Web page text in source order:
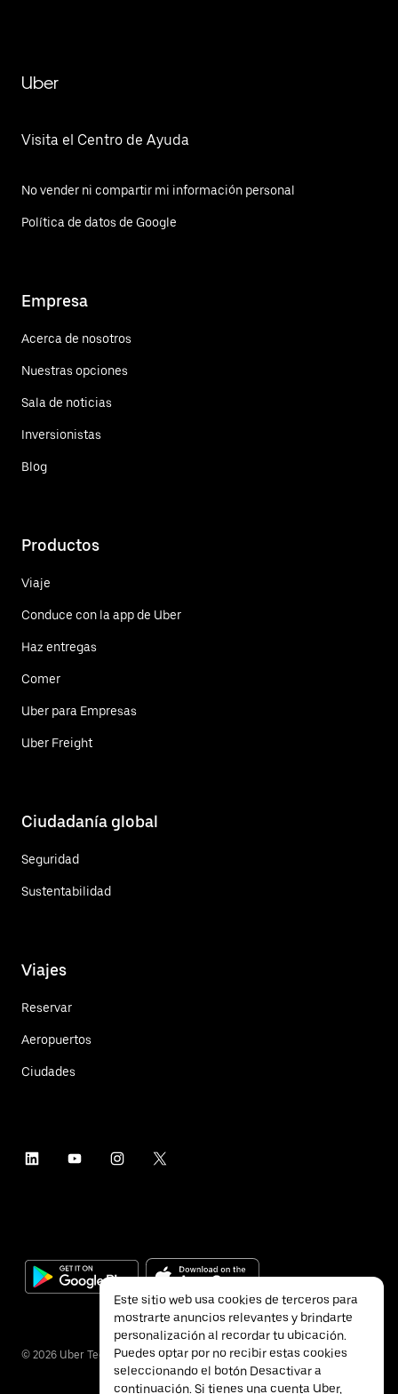
Uber
Visita el Centro de Ayuda
No vender ni compartir mi información personal
Política de datos de Google
Empresa
Acerca de nosotros
Nuestras opciones
Sala de noticias
Inversionistas
Blog
Productos
Viaje
Conduce con la app de Uber
Haz entregas
Comer
Uber para Empresas
Uber Freight
Ciudadanía global
Seguridad
Sustentabilidad
Viajes
Reservar
Aeropuertos
Ciudades
© 2026 Uber Technologies Inc.
Este sitio web usa cookies de terceros para
mostrarte anuncios relevantes y brindarte
personalización al recordar tu ubicación.
Puedes optar por no recibir estas cookies
seleccionando el botón Desactivar a
continuación. Si tienes una cuenta Uber,